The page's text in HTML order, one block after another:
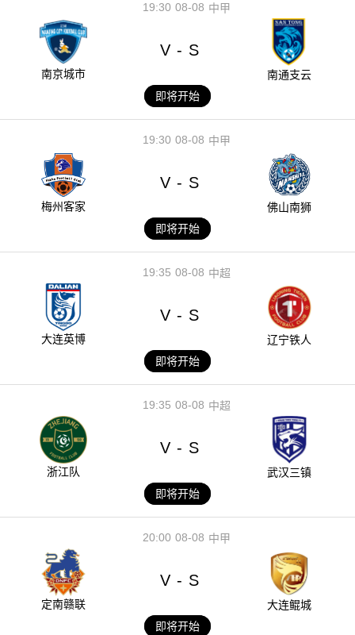
08-08
19:30 中甲
南京城市
V - S
南通支云
即将开始
08-08
19:30 中甲
梅州客家
V - S
佛山南狮
即将开始
08-08
19:35 中超
大连英博
V - S
辽宁铁人
即将开始
08-08
19:35 中超
浙江队
V - S
武汉三镇
即将开始
08-08
20:00 中甲
定南赣联
V - S
大连鲲城
即将开始